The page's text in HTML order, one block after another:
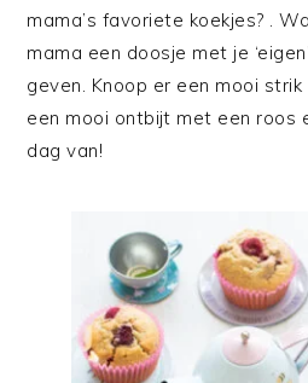
mama’s favoriete koekjes? .
mama een doosje met je
geven. Knoop er een mooi
een mooi ontbijt met een roos
dag van!